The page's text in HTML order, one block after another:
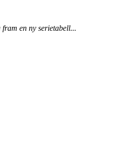
en ny serietabell...